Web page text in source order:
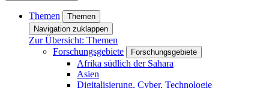
Themen
Themen
Navigation zuklappen
Zur Übersicht: Themen
Forschungsgebiete
Forschungsgebiete
Afrika südlich der Sahara
Asien
Digitalisierung, Cyber, Technologie